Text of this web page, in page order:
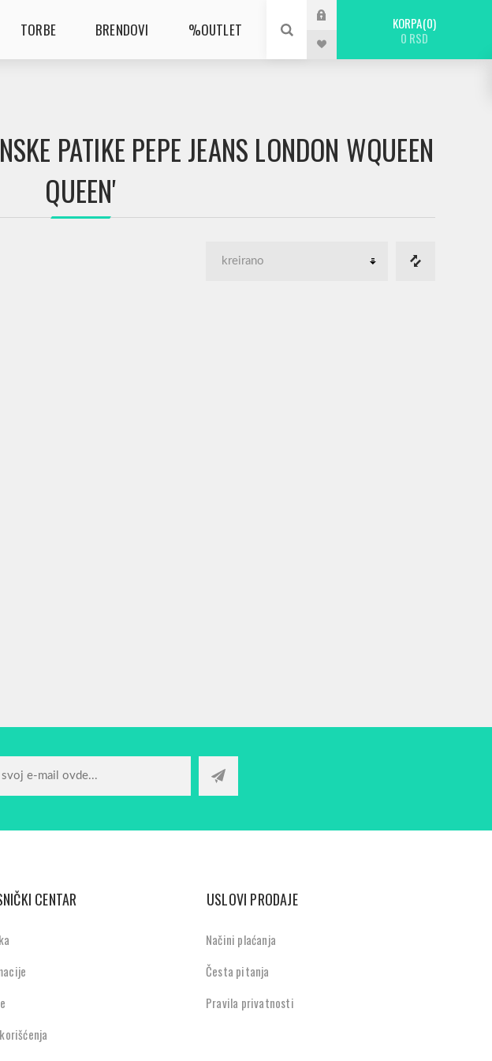
TORBE BRENDOVI %OUTLET KORPA 0
0 RSD
PATIKE PEPE JEANS LONDON WQUEEN
QUEEN'
CENTAR USLOVI PRODAJE
Načini plaćanja
Česta pitanja
Pravila privatnosti